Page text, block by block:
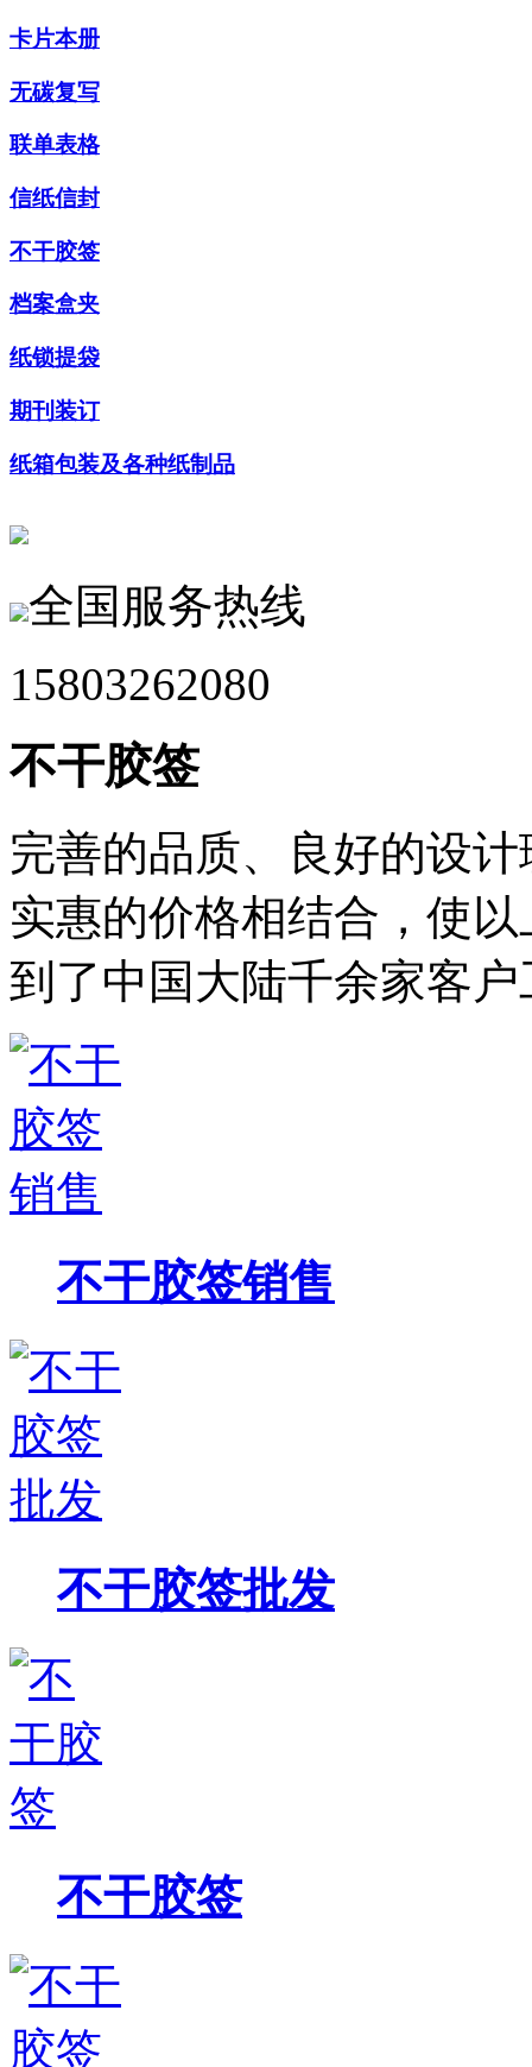
卡片本册
无碳复写
联单表格
信纸信封
不干胶签
档案盒夹
纸锁提袋
期刊装订
纸箱包装及各种纸制品
全国服务热线
15803262080
不干胶签
完善的品质、良好的设
实惠的价格相结合，使
到了中国大陆千余家客
不干胶签销售
不干胶签批发
不干胶签